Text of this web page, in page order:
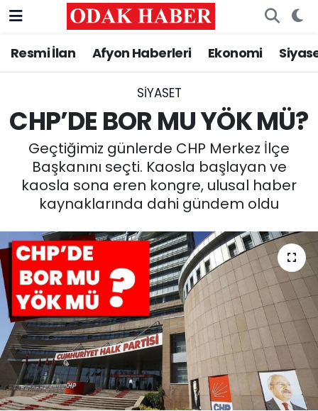
Resmi İlan Afyon Haberleri Ekonomi
SIYASET
CHP’DE BOR MU YÖK MÜ?
Geçtiğimiz günlerde CHP Merkez İlçe
Başkanını seçti. Kaosla başlayan ve
kaosla sona eren kongre, ulusal haber
kaynaklarında dahi gündem oldu
AFYONKARAHİSAR HABERLERİ
ASAYİŞ
GÜNCEL
SİYASET
EĞİTİM
MAGAZİN
SAĞLIK
SPOR
11:11 MANŞET
Nöbetçi Eczaneler
Trafik Durumu
Süper Lig Puan Durumu ve Fikstür
Tüm Manşetler
Son Dakika Haberleri
Haber Arşivi